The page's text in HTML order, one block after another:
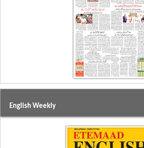
English Weekly